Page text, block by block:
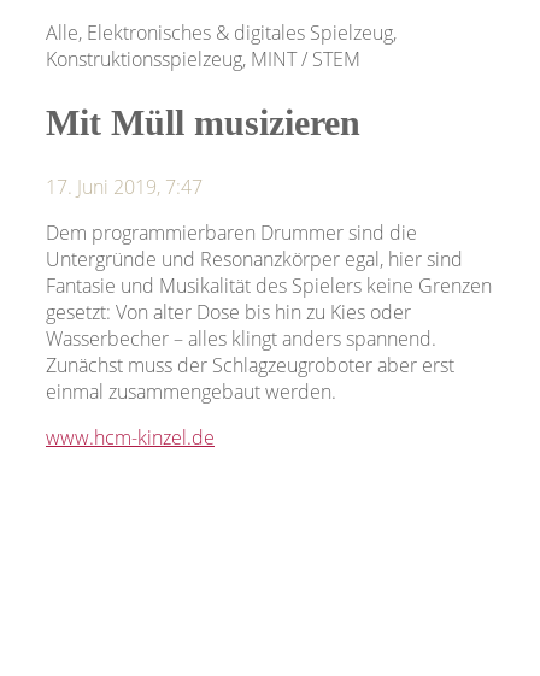
Alle, Elektronisches & digitales Spielzeug,
Konstruktionsspielzeug, MINT / STEM
Mit Müll musizieren
17. Juni 2019, 7:47
Dem programmierbaren Drummer sind die
Untergründe und Resonanzkörper egal, hier sind
Fantasie und Musikalität des Spielers keine Grenzen
gesetzt: Von alter Dose bis hin zu Kies oder
Wasserbecher – alles klingt anders spannend.
Zunächst muss der Schlagzeugroboter aber erst
einmal zusammengebaut werden.
www.hcm-kinzel.de